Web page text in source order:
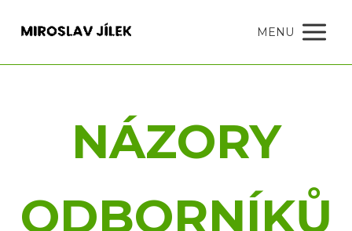
MENU
NÁZORY
ODBORNÍKŮ